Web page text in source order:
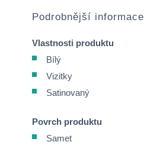
Podrobnější informace
Vlastnosti produktu
Bílý
Vizitky
Satinovaný
Povrch produktu
Samet